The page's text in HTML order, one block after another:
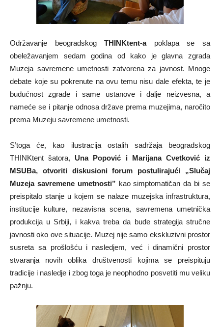
Održavanje beogradskogTHINKtent-apoklapa se sa
obeležavanjem sedam godina od kako je glavna zgrada
Muzeja savremene umetnosti zatvorena za javnost. Mnoge
debate koje su pokrenute na ovu temu nisu dale efekta, te je
budućnost zgrade i same ustanove i dalje neizvesna, a
nameće se i pitanje odnosa države prema muzejima, naročito
prema Muzeju savremene umetnosti.
S’toga će, kao ilustracija ostalih sadržaja beogradskog
THINKtent šatora, Una Popović i Marijana Cvetković iz
MSUBa, otvoriti diskusioni forum postulirajući „Slučaj
Muzeja savremene umetnosti” kao simptomatičan da bi se
preispitalo stanje u kojem se nalaze muzejska infrastruktura,
institucije kulture, nezavisna scena, savremena umetnička
produkcija u Srbiji, i kakva treba da bude strategija stručne
javnosti oko ove situacije. Muzej nije samo ekskluzivni prostor
susreta sa prošlošću i nasledjem, već i dinamični prostor
stvaranja novih oblika društvenosti kojima se preispituju
tradicije i nasledje i zbog toga je neophodno posvetiti mu veliku
pažnju.